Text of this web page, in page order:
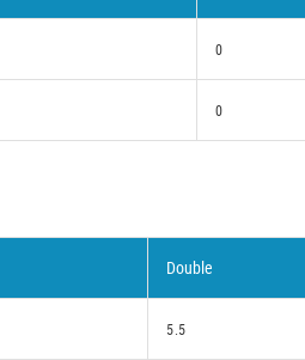
0
0
Double
5.5